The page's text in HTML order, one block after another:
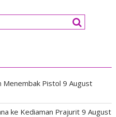
Menembak Pistol 9 August
ke Kediaman Prajurit 9 August